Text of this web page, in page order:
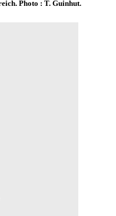
Photo : T. Guinhut.